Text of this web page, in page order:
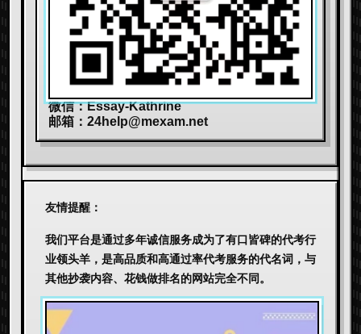
微信：Essay-Kathrine
邮箱： 24help@mexam.net
友情提醒：
我们平台是通过多年诚信服务成为了有口皆碑的代考行
业领头羊，是高品质和高通过率代考服务的代名词，与
其他抄袭内容、花钱做排名的网站完全不同。